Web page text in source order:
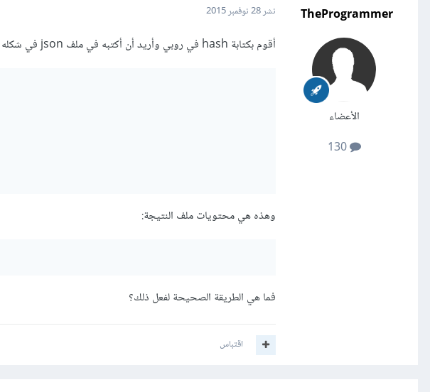
TheProgrammer
الأعضاء
130
نشر28 نوفمبر 2015
أقوم بكتابة hash في روبي وأريد أن أكتبه في ملف json في شكله الصحيح، هذه هي الشيفرة البرمجية التي كتبتها لفعل ذلك:
وهذه هي محتويات ملف النتيجة:
فما هي الطريقة الصحيحة لفعل ذلك؟
اقتباس